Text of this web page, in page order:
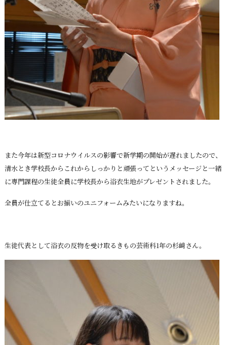
また今年は新型コロナウイルスの影響で新学期の開始が遅れましたので、
清水とき学校長からこれからしっかりと頑張ってというメッセージと一緒
に専門課程の生徒全員に学校長から浴衣生地がプレゼントされました。
全員が仕立てるとお揃いのユニフォームみたいになりますね。
生徒代表として浴衣の反物を受け取るきもの芸術科1年の杉﨑さん。